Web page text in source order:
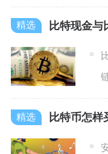
比特现金与
比特币怎样